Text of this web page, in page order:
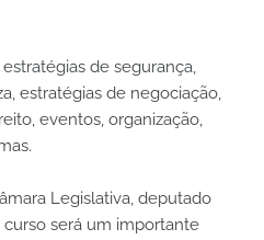
de segurança,
estratégias de negociação,
eventos, organização,
Legislativa, deputado
curso será um importante